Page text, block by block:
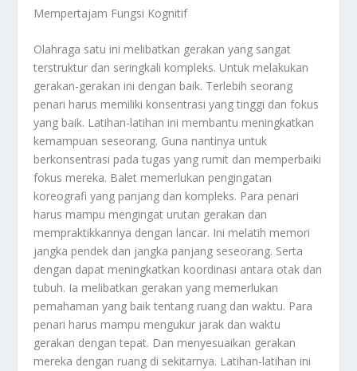
Mempertajam Fungsi Kognitif
Olahraga satu ini melibatkan gerakan yang sangat
terstruktur dan seringkali kompleks. Untuk melakukan
gerakan-gerakan ini dengan baik. Terlebih seorang
penari harus memiliki konsentrasi yang tinggi dan fokus
yang baik. Latihan-latihan ini membantu meningkatkan
kemampuan seseorang. Guna nantinya untuk
berkonsentrasi pada tugas yang rumit dan memperbaiki
fokus mereka. Balet memerlukan pengingatan
koreografi yang panjang dan kompleks. Para penari
harus mampu mengingat urutan gerakan dan
mempraktikkannya dengan lancar. Ini melatih memori
jangka pendek dan jangka panjang seseorang. Serta
dengan dapat meningkatkan koordinasi antara otak dan
tubuh. Ia melibatkan gerakan yang memerlukan
pemahaman yang baik tentang ruang dan waktu. Para
penari harus mampu mengukur jarak dan waktu
gerakan dengan tepat. Dan menyesuaikan gerakan
mereka dengan ruang di sekitarnya. Latihan-latihan ini